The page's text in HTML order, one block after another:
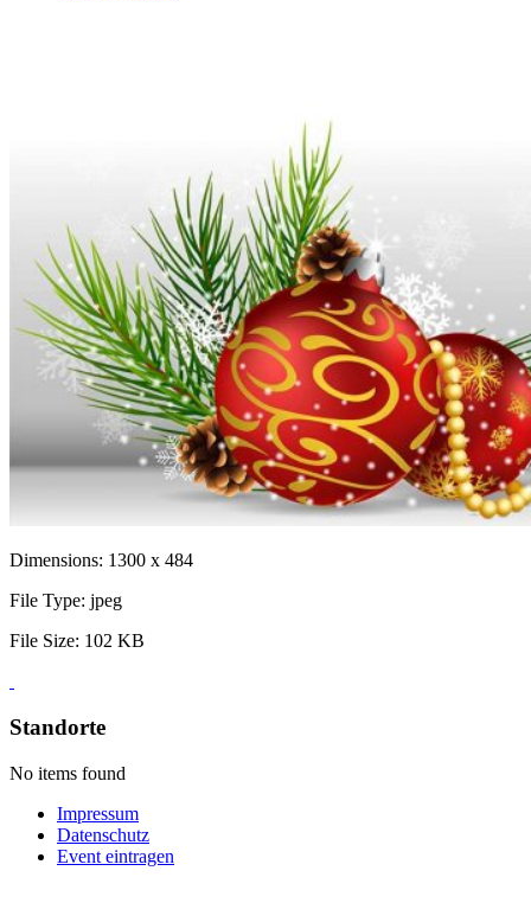
Dimensions: 1300 x 484
File Type: jpeg
File Size: 102 KB
Standorte
No items found
Impressum
Datenschutz
Event eintragen